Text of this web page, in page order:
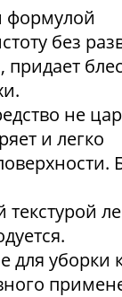
формулой
без
не
и легко
текстурой
для уборки